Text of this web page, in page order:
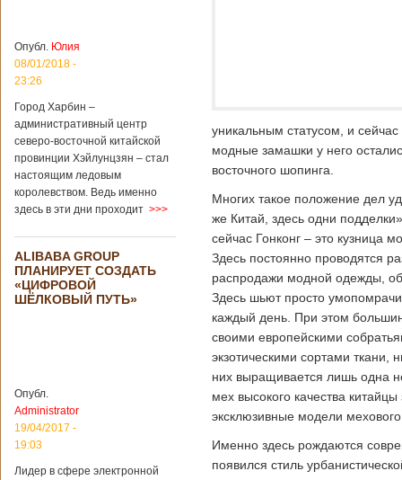
04/02/2020 - 15:45
Третий год
подряд Китай
становится
крупным
торговым
партнером
Германии
Как
свидетельствуют
данные, которые
Федеральным
статистическим
ведомством
Германии, в 2018
уже третий год
подряд. Объем
торговли между
Германией и
199,3 миллиарда
Опубл. Юлия
08/01/2018 -
23:26
Город Харбин –
административный центр
северо-восточной китайской
провинции Хэйлунцзян – стал
настоящим ледовым
королевством. Ведь именно
здесь в эти дни проходит >>>
ALIBABA GROUP
ПЛАНИРУЕТ СОЗДАТЬ
«ЦИФРОВОЙ
ШЁЛКОВЫЙ ПУТЬ»
Опубл.
Administrator
19/04/2017 -
19:03
Лидер в сфере электронной
уникальным статусом, и
модные замашки у него
восточного шопинга.
Многих такое положение дел
же Китай, здесь одни
сейчас Гонконг – это кузница
Здесь постоянно проводятся
распродажи модной одежды,
Здесь шьют просто
каждый день. При этом
своими европейскими
экзотическими сортами ткани,
них выращивается лишь одна
мех высокого качества
эксклюзивные модели мехового
Именно здесь рождаются
появился стиль